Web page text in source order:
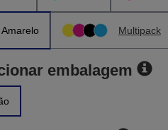
Amarelo Multipack
embalagem